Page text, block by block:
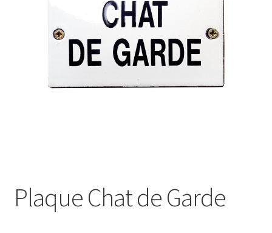
Politique de confidentialité
Plaque Chat de Garde